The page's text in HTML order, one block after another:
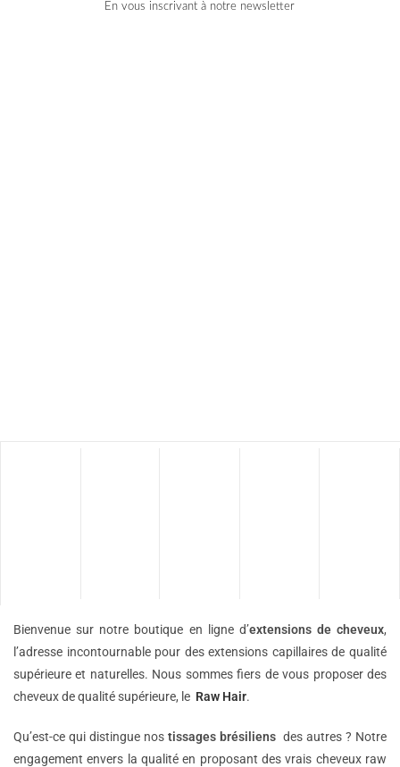
En vous inscrivant à notre newsletter
Bienvenue sur notre boutique en ligne d’extensions decheveux,
l’adresse incontournable pour des extensions capillaires de qualité
supérieure et naturelles. Nous sommes fiers de vous proposer des
cheveux de qualité supérieure, le Raw Hair.
Qu’est-ce qui distingue nos tissages brésiliens des autres ? Notre
engagement envers la qualité en proposant des vrais cheveux raw